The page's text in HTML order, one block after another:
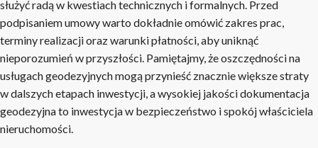
służyć radą w kwestiach technicznych i formalnych. Przed
podpisaniem umowy warto dokładnie omówić zakres prac,
terminy realizacji oraz warunki płatności, aby uniknąć
nieporozumień w przyszłości. Pamiętajmy, że oszczędności na
usługach geodezyjnych mogą przynieść znacznie większe straty
w dalszych etapach inwestycji, a wysokiej jakości dokumentacja
geodezyjna to inwestycja w bezpieczeństwo i spokój właściciela
nieruchomości.